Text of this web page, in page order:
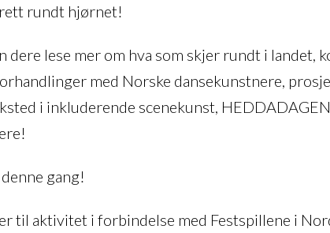
rundt hjørnet!
dere lese mer om hva som skjer rundt i landet,
med Norske dansekunstnere,
i inkluderende scenekunst,
gang!
til aktivitet i forbindelse med Festspillene i